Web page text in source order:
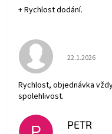
+ Rychlost dodání.
Hodnocení
22.1.2026
Rychlost, objednávka
spolehlivost.
PETR